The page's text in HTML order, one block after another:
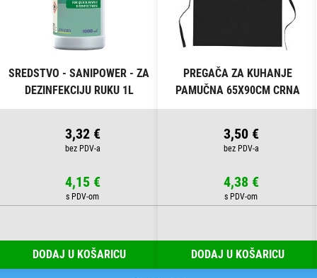
SREDSTVO - SANIPOWER - ZA
DEZINFEKCIJU RUKU 1L
3,32 €
4,15 €
DODAJ U KOŠARICU
PREGAČA ZA KUHANJE
PAMUČNA 65X90CM CRNA
3,50 €
4,38 €
DODAJ U KOŠARICU